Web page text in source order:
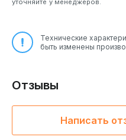
Технические
быть изменены
Отзывы
Написать